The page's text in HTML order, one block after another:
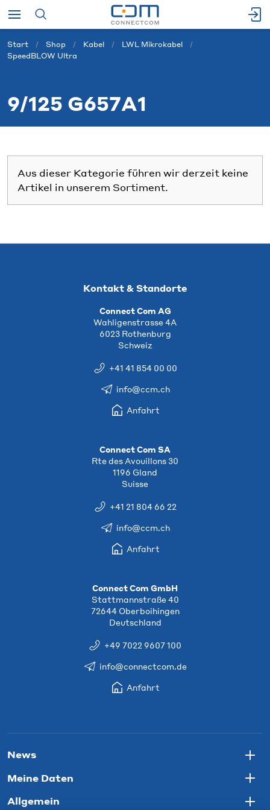
Start Shop Kabel
LWL Mikrokabel
SpeedBLOW Ultra
9/125 G657A1
Aus dieser Kategorie führen wir derzeit keine
Artikel in unserem Sortiment.
Kontakt & Standorte
Connect Com AG
Wahligenstrasse 4A
6023 Rothenburg
Schweiz
+41 41 854 00 00
info@ccm.ch
Anfahrt
Connect Com SA
Rte des Avouillons 30
1196 Gland
Suisse
+41 21 804 66 22
info@ccm.ch
Anfahrt
Connect Com GmbH
Stattmannstraße 40
72644 Oberboihingen
Deutschland
+49 7022 9607 100
info@connectcom.de
Anfahrt
News
Meine Daten
Allgemein